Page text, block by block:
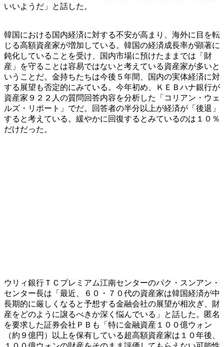
いいようだ」と話した。
韓国における国内経済に対する不安が高まり、海外に目を転
じる高額資産家が増加している。韓国の経済成長率が顕著に
鈍化していることを受け、国内市場に預けたままでは「財
産」を守ることは容易ではないと考えている資産家が多いと
いうことだ。金持ちたちは今後５年間、国内の実体経済に対
する展望も否定的にみている。今年初め、ＫＥＢハナ銀行が
資産家９２２人の質問回答内容を分析した「コリアン・ウェ
ルズ・リポート」でだ。回答者の半分以上が経済が「後退」
すると考えている。緩やかに回復するとみているのは１０％
だけだった。
ウリィ銀行ＴＣプレミアム江南センターのパク・スンアン・
センター長は「最近、６０・７０代の資産家は韓国経済が中
長期的に厳しくなると予想する金融会社の展望が相次ぎ、財
産をどのように譲るべきか深く悩んでいる」と話した。匿名
を要求した証券会社ＰＢも「特に金融資産１００億ウォン
（約９億円）以上を保有している超高額資産家は１０年後、